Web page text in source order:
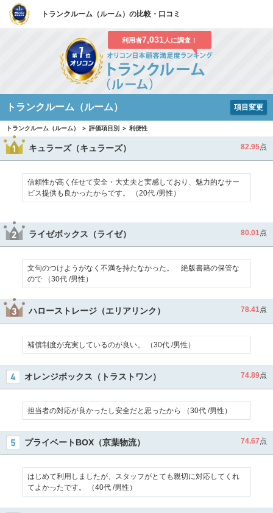
トランクルーム（ルーム）の比較・口コミ
利用者7,031人に調査！
トランクルーム（ルーム） 項目変更
トランクルーム（ルーム） ＞ 評価項目別 ＞ 利便性
キュラーズ（キュラーズ） 82.95点
信頼性が高く任せて安全・大丈夫と実感しており、魅力的なサー
ビス提供も良かったからです。 （20代 /男性）
ライゼボックス（ライゼ） 80.01点
文句のつけようがなく不満を持たなかった。 絶版書籍の保管な
ので （30代 /男性）
ハローストレージ（エリアリンク） 78.41点
補償制度が充実しているのが良い。 （30代 /男性）
オレンジボックス（トラストワン） 74.89点
担当者の対応が良かったし安全だと思ったから （30代 /男性）
プライベートBOX（京葉物流） 74.67点
はじめて利用しましたが、スタッフがとても親切に対応してくれ
てよかったです。 （40代 /男性）